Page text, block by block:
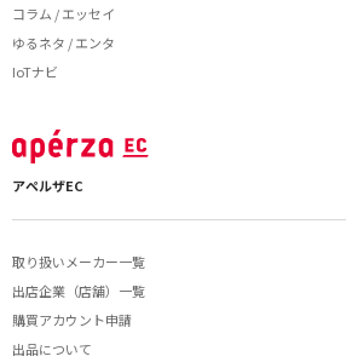
コラム / エッセイ
ゆるネタ / エンタ
IoTナビ
アペルザEC
取り扱いメーカー一覧
出店企業（店舗）一覧
購買アカウント申請
出品について